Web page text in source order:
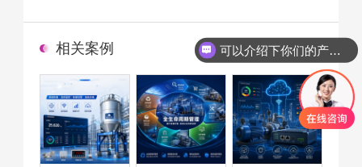
相关案例 可以介绍下你们的产品么